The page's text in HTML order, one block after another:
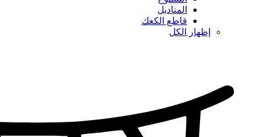
المناديل
قاطع الكعك
إظهار الكل